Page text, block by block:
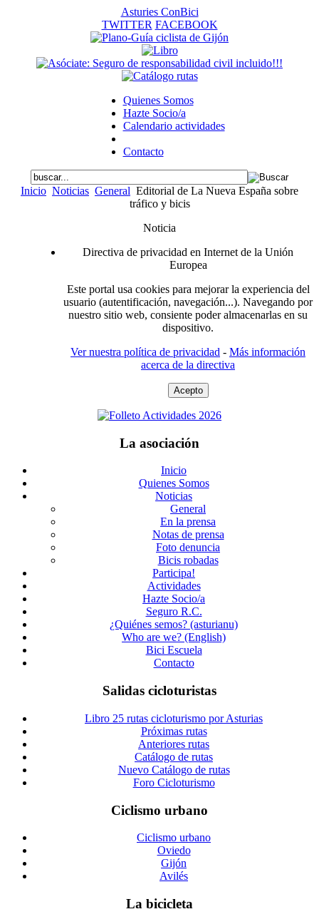
Asturies ConBici
TWITTER FACEBOOK
Quienes Somos
Hazte Socio/a
Calendario actividades
Contacto
Inicio Noticias General Editorial de La Nueva España sobre
tráfico y bicis
Noticia
Directiva de privacidad en Internet de la Unión
Europea
Este portal usa cookies para mejorar la experiencia del
usuario (autentificación, navegación...). Navegando por
nuestro sitio web, consiente poder almacenarlas en su
dispositivo.
Ver nuestra política de privacidad - Más información
acerca de la directiva
Acepto
La asociación
Inicio
Quienes Somos
Noticias
General
En la prensa
Notas de prensa
Foto denuncia
Bicis robadas
Participa!
Actividades
Hazte Socio/a
Seguro R.C.
¿Quiénes semos? (asturianu)
Who are we? (English)
Bici Escuela
Contacto
Salidas cicloturistas
Libro 25 rutas cicloturismo por Asturias
Próximas rutas
Anteriores rutas
Catálogo de rutas
Nuevo Catálogo de rutas
Foro Cicloturismo
Ciclismo urbano
Ciclismo urbano
Oviedo
Gijón
Avilés
La bicicleta